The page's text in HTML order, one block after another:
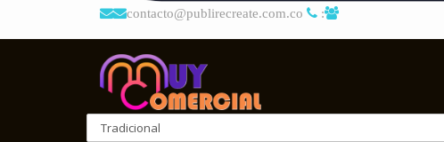
contacto@publirecreate.com.co :